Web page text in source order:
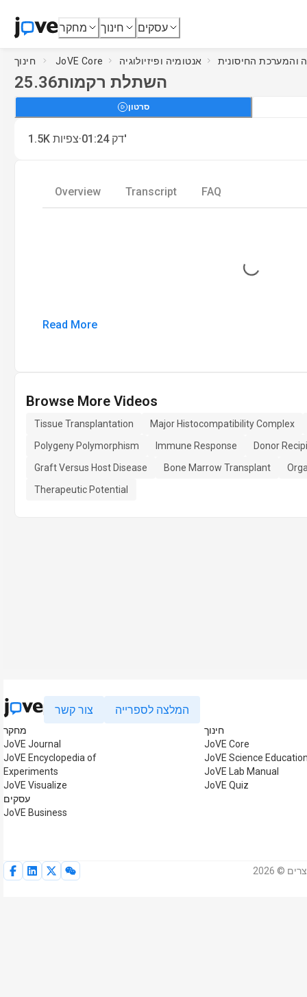
מחקר חינוך עסקים
חינוך JoVE Core אנטומיה ופיזיולוגיה
25.36השתלת רקמות
סרטון
1.5K צפיות·01:24 דק'
Overview Transcript FAQ
Loading...
Read More
Browse More Videos
Tissue Transplantation
Major Histocompatibility Complex
Polygeny Polymorphism
Immune Response
Donor
Graft Versus Host Disease
Bone Marrow Transplant
Therapeutic Potential
צור קשר המלצה לספרייה
מחקר
JoVE Journal
JoVE Encyclopedia of
Experiments
JoVE Visualize
עסקים
JoVE Business
חינוך
JoVE Core
JoVE Science
JoVE Lab Manual
JoVE Quiz